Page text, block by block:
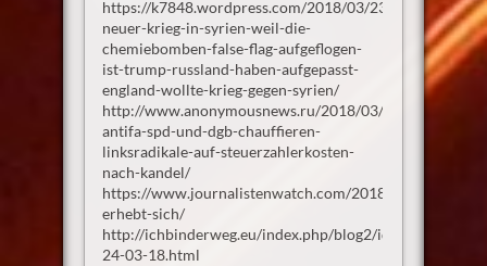
https://k7848.wordpress.com/2018/03/23/kein-
neuer-krieg-in-syrien-weil-die-
chemiebomben-false-flag-aufgeflogen-
ist-trump-russland-haben-aufgepasst-
england-wollte-krieg-gegen-syrien/
http://www.anonymousnews.ru/2018/03/23/
antifa-spd-und-dgb-chauffieren-
linksradikale-auf-steuerzahlerkosten-
nach-kandel/
https://www.journalistenwatch.com/2018/03/25/
erhebt-sich/
http://ichbinderweg.eu/index.php/blog2/id-
24-03-18.html